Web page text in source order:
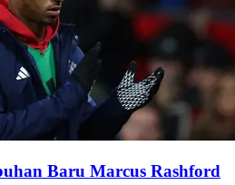
Baru Marcus Rashford